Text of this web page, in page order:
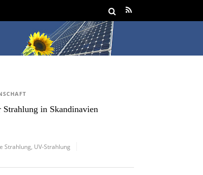
in Skandinavien
Strahlung UV-Strahlung